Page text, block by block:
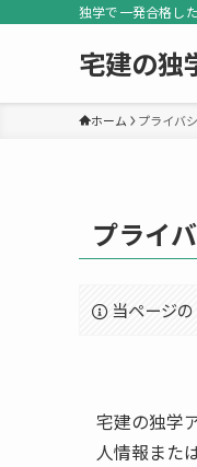
独学で一発合格し
宅建の独
ホーム プライバ
プライ
当ページ
宅建の独学
人情報また